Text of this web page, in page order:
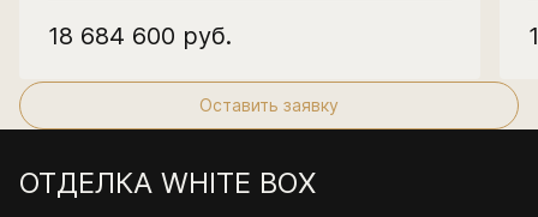
18 684 600 руб.
Оставить заявку
ОТДЕЛКА WHITE BOX